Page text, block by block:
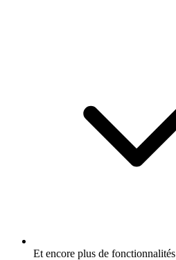
Et encore plus de fonctionnalités